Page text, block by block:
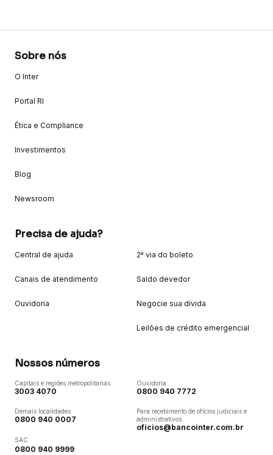
Sobre nós
O Inter
Portal RI
Ética e Compliance
Investimentos
Blog
Newsroom
Precisa de ajuda?
Central de ajuda
Canais de atendimento
Ouvidoria
2ª via do boleto
Saldo devedor
Negocie sua dívida
Leilões de crédito emergencial
Nossos números
Capitais e regiões metropolitanas
3003 4070
Demais localidades
0800 940 0007
SAC
0800 940 9999
Ouvidoria
0800 940 7772
Para recebimento de ofícios judiciais e
administrativos
oficios@bancointer.com.br